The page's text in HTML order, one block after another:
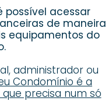
possível acessar
de maneira
equipamentos do
administrador ou
Condomínio é a
precisa num só